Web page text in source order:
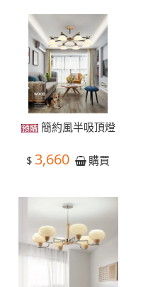
簡約風半吸頂燈
$ 3,660 購買